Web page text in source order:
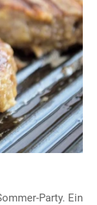
Party. Ein